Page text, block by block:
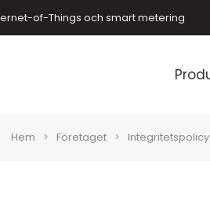
of-Things och smart metering
Hem Företaget Integritetspolicy